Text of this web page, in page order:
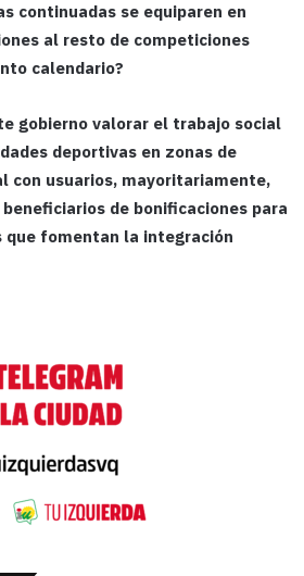
continuadas se equiparen en
al resto de competiciones
calendario?
gobierno valorar el trabajo social
deportivas en zonas de
con usuarios, mayoritariamente,
de bonificaciones para
que fomentan la integración